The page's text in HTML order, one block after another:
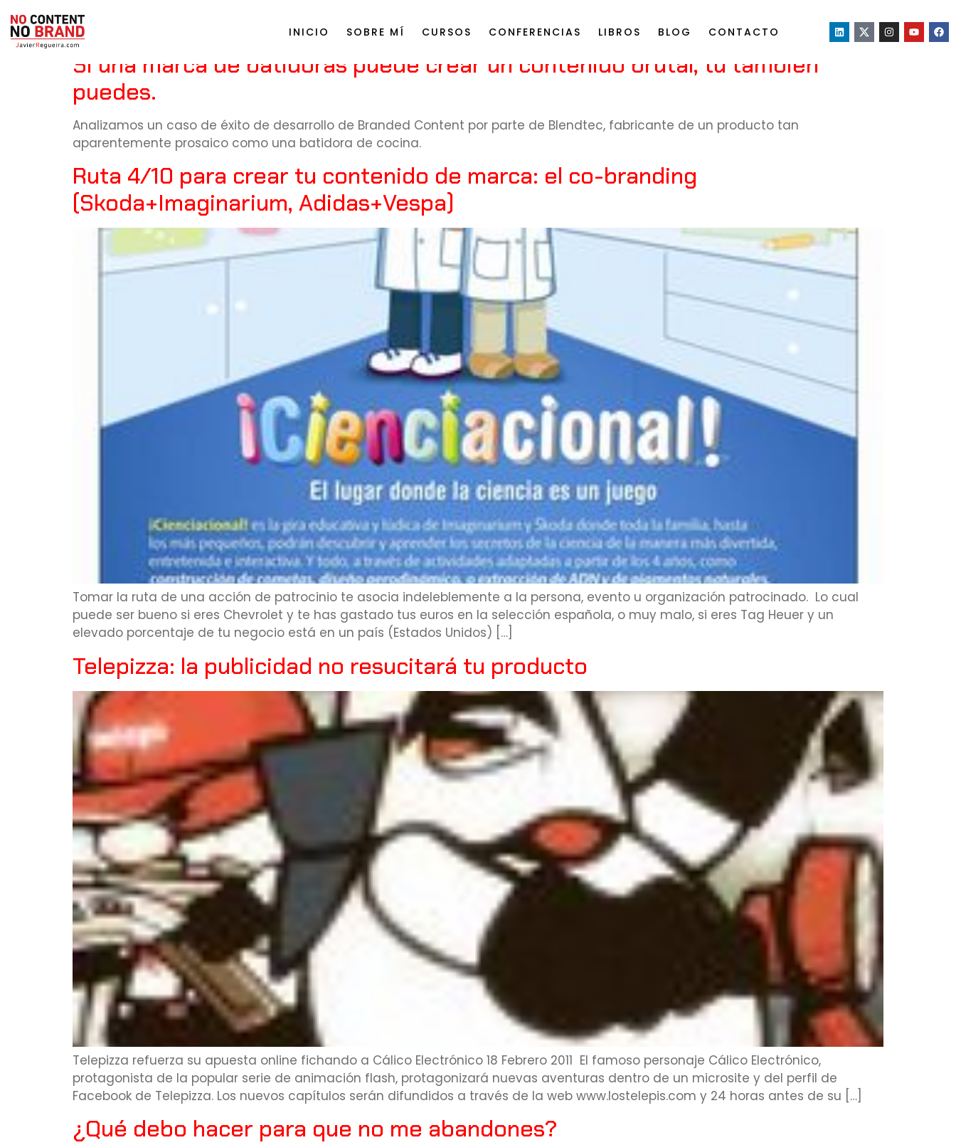
INICIO SOBRE MÍ CURSOS CONFERENCIAS LIBROS BLOG CONTACTO
Tag: brand content
Si una marca de batidoras puede crear un contenido brutal, tú también
puedes.
Analizamos un caso de éxito de desarrollo de Branded Content por parte de Blendtec, fabricante de un producto tan
aparentemente prosaico como una batidora de cocina.
Ruta 4/10 para crear tu contenido de marca: el co-branding
(Skoda+Imaginarium, Adidas+Vespa)
Tomar la ruta de una acción de patrocinio te asocia indeleblemente a la persona, evento u organización patrocinado. Lo cual
puede ser bueno si eres Chevrolet y te has gastado tus euros en la selección española, o muy malo, si eres Tag Heuer y un
elevado porcentaje de tu negocio está en un país (Estados Unidos) […]
Telepizza: la publicidad no resucitará tu producto
Telepizza refuerza su apuesta online fichando a Cálico Electrónico 18 Febrero 2011 El famoso personaje Cálico Electrónico,
protagonista de la popular serie de animación flash, protagonizará nuevas aventuras dentro de un microsite y del perfil de
Facebook de Telepizza. Los nuevos capítulos serán difundidos a través de la web www.lostelepis.com y 24 horas antes de su […]
¿Qué debo hacer para que no me abandones?